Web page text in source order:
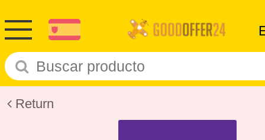
Return